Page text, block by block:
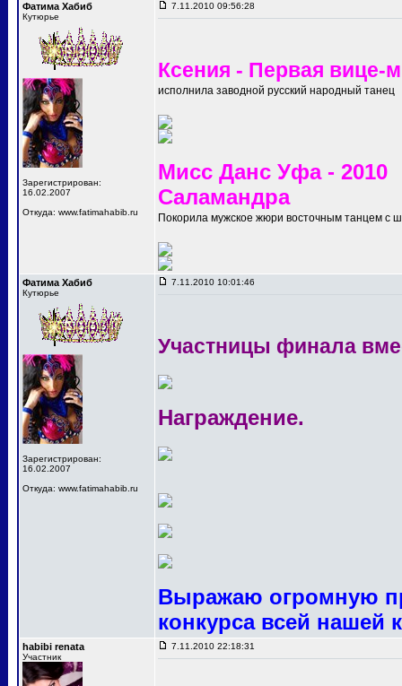
Фатима Хабиб
Кутюрье
Зарегистрирован:
16.02.2007
Откуда: www.fatimahabib.ru
7.11.2010 09:56:28
Ксения - Первая вице-
исполнила заводной русский народный танец
Мисс Данс Уфа - 2010
Саламандра
Покорила мужское жюри восточным танцем с
Фатима Хабиб
Кутюрье
Зарегистрирован:
16.02.2007
Откуда: www.fatimahabib.ru
7.11.2010 10:01:46
Участницы финала
Награждение.
Выражаю огромную
конкурса всей нашей
habibi renata
Участник
7.11.2010 22:18:31